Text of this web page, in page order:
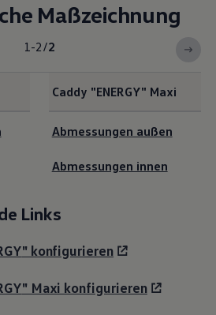
Maßzeichnung
1-2/2
Caddy "ENERGY" Maxi
Abmessungen außen
Abmessungen innen
Links
" konfigurieren
" Maxi konfigurieren